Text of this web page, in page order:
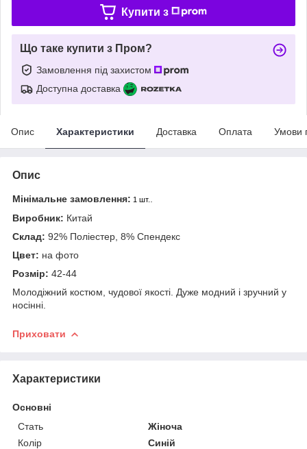
Купити з
Що таке купити з Пром?
Замовлення під захистом
Доступна доставка
Опис Характеристики Доставка Оплата Умови
Опис
Мінімальне замовлення: 1 шт.
Виробник: Китай
Склад: 92% Поліестер, 8% Спендекс
Цвет: на фото
Розмір: 42-44
Молодіжний костюм, чудової якості. Дуже модний і зручний у
носінні.
Приховати
Характеристики
Основні
Стать
Жіноча
Колір
Синій